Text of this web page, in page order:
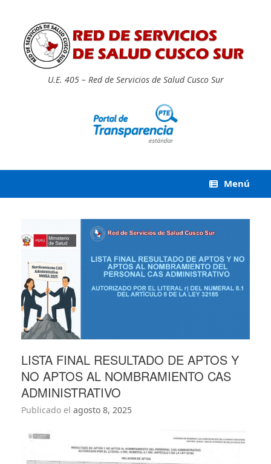
U.E. 405 – Red de Servicios de Salud Cusco Sur
Menú
LISTA FINAL RESULTADO DE APTOS Y
NO APTOS AL NOMBRAMIENTO CAS
ADMINISTRATIVO
Publicado el agosto 8, 2025